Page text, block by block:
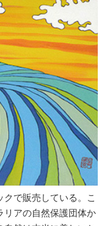
で販売している。こ
リアの自然保護団体か